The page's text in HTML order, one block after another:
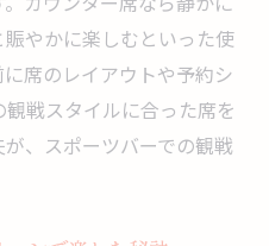
やかに楽しむといった使
席のレイアウトや予約シ
戦スタイルに合った席を
、スポーツバーでの観戦